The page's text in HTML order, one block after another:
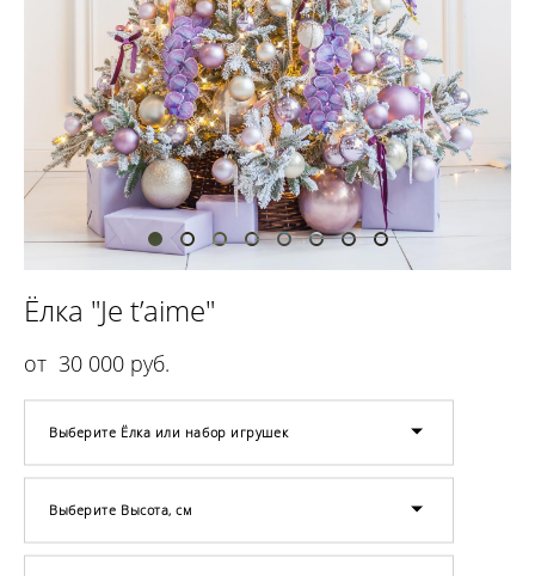
Ёлка "Je t’aime"
от 30 000 pуб.
Выберите Ёлка или набор игрушек
Выберите Высота, см